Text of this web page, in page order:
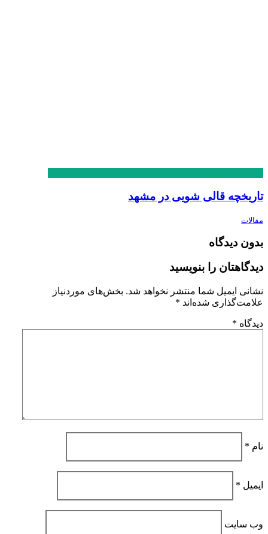
تاریخچه قالی شویی در مشهد
مقالات
بدون دیدگاه
دیدگاهتان را بنویسید
نشانی ایمیل شما منتشر نخواهد شد. بخش‌های موردنیاز
علامت‌گذاری شده‌اند *
دیدگاه *
نام *
ایمیل *
وب‌ سایت